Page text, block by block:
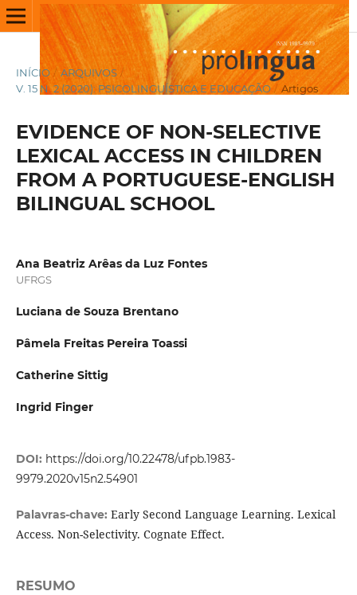
INÍCIO / ARQUIVOS /
V. 15 N. 2 (2020): PSICOLINGUÍSTICA E EDUCAÇÃO / Artigos
EVIDENCE OF NON-SELECTIVE
LEXICAL ACCESS IN CHILDREN
FROM A PORTUGUESE-ENGLISH
BILINGUAL SCHOOL
Ana Beatriz Arêas da Luz Fontes
UFRGS
Luciana de Souza Brentano
Pâmela Freitas Pereira Toassi
Catherine Sittig
Ingrid Finger
DOI: https://doi.org/10.22478/ufpb.1983-
9979.2020v15n2.54901
Palavras-chave: Early Second Language Learning. Lexical
Access. Non-Selectivity. Cognate Effect.
RESUMO